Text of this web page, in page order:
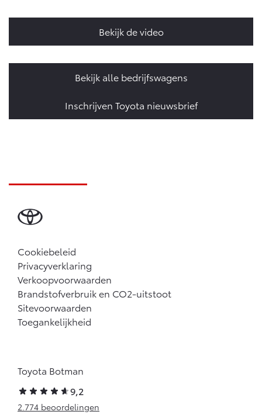
Bekijk de video
Bekijk alle bedrijfswagens
Inschrijven Toyota nieuwsbrief
Cookiebeleid
Privacyverklaring
Verkoopvoorwaarden
Brandstofverbruik en CO2-uitstoot
Sitevoorwaarden
Toegankelijkheid
Toyota Botman
9,2
2.774 beoordelingen